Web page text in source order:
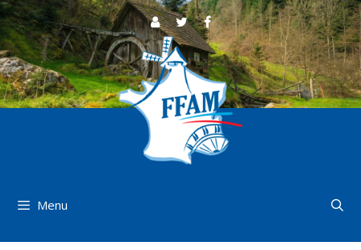
Aller
au
contenu
Menu